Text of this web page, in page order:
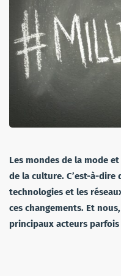
Les mondes de la mode
de la culture. C’est-à-dire
technologies et les
ces changements. Et nous,
principaux acteurs